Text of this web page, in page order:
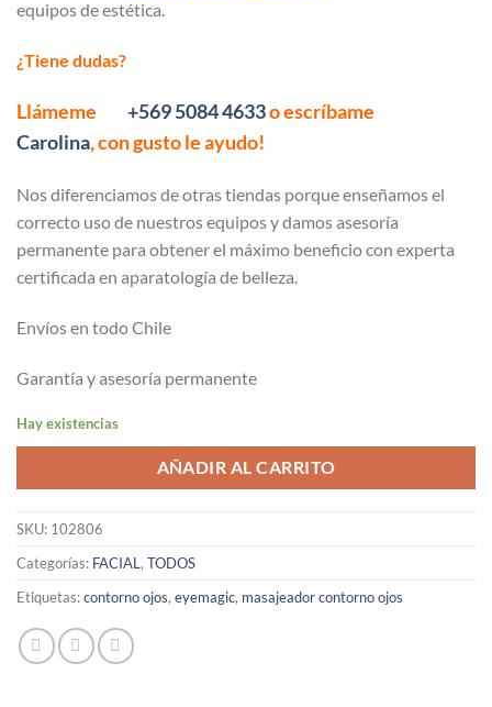
equipos de estética.
¿Tiene dudas?
Llámeme +569 5084 4633o escríbame
Carolina, con gusto le ayudo!
Nos diferenciamos de otras tiendas porque enseñamos el
correcto uso de nuestros equipos y damos asesoría
permanente para obtener el máximo beneficio con experta
certificada en aparatología de belleza.
Envíos en todo Chile
Garantía y asesoría permanente
Hay existencias
AÑADIR AL CARRITO
SKU: 102806
Categorías: FACIAL, TODOS
Etiquetas:contorno ojos, eyemagic, masajeador contorno ojos